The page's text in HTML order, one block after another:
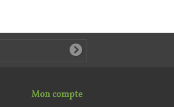
Mon compte